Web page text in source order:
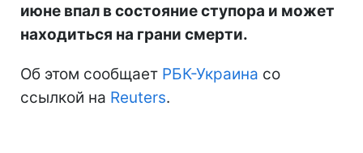
июне впал в состояние ступора и может
находиться на грани смерти.
Об этом сообщает РБК-Украина со
ссылкой на Reuters.